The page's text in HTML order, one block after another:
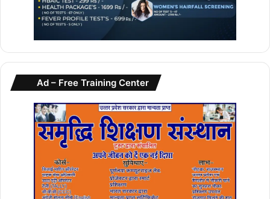
Ad – Free Training Center